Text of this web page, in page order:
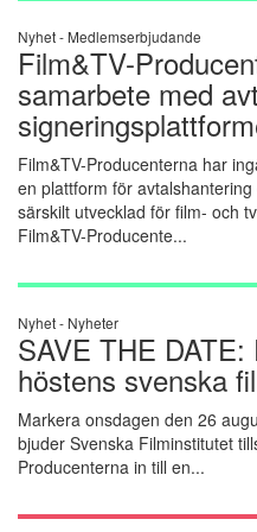
Nyhet - Medlemserbjudande
Film&TV-
samarbete med
Film&TV-Producenterna har
en plattform för
särskilt utvecklad för film- och
Film&TV-Producente...
Nyhet - Nyheter
SAVE THE
höstens svenska
Markera onsdagen den 26
bjuder Svenska Filminstitutet
Producenterna in till en...